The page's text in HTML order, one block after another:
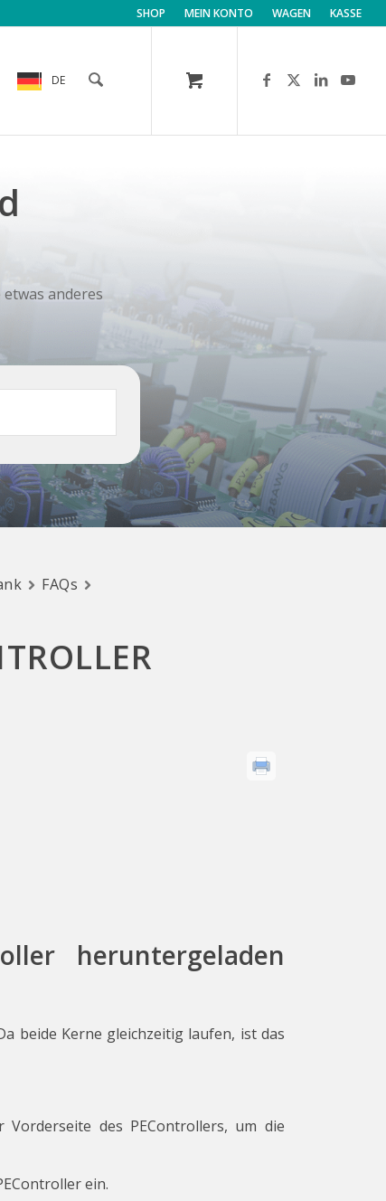
SHOP MEIN KONTO WAGEN KASSE
DE
anderes
FAQs
heruntergeladen
beide Kerne gleichzeitig laufen, ist das
des PEControllers, um die
ein.